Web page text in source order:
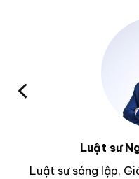
Luật sư
Luật sư sáng lập,